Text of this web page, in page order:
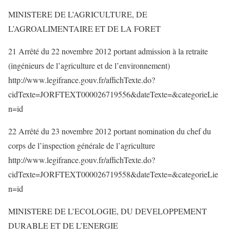
MINISTERE DE L’AGRICULTURE, DE
L’AGROALIMENTAIRE ET DE LA FORET
21 Arrêté du 22 novembre 2012 portant admission à la retraite
(ingénieurs de l’agriculture et de l’environnement)
http://www.legifrance.gouv.fr/affichTexte.do?
cidTexte=JORFTEXT000026719556&dateTexte=&categorieLie
n=id
22 Arrêté du 23 novembre 2012 portant nomination du chef du
corps de l’inspection générale de l’agriculture
http://www.legifrance.gouv.fr/affichTexte.do?
cidTexte=JORFTEXT000026719558&dateTexte=&categorieLie
n=id
MINISTERE DE L’ECOLOGIE, DU DEVELOPPEMENT
DURABLE ET DE L’ENERGIE